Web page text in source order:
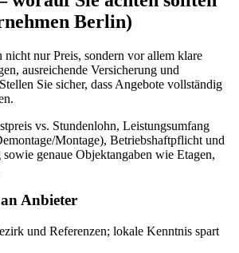
Berlin)
nicht nur Preis, sondern vor allem klare
ausreichende Versicherung und
Sie sicher, dass Angebote vollständig
vs. Stundenlohn, Leistungsumfang
Montage), Betriebshaftpflicht und
genaue Objektangaben wie Etagen,
Anbieter
und Referenzen; lokale Kenntnis spart